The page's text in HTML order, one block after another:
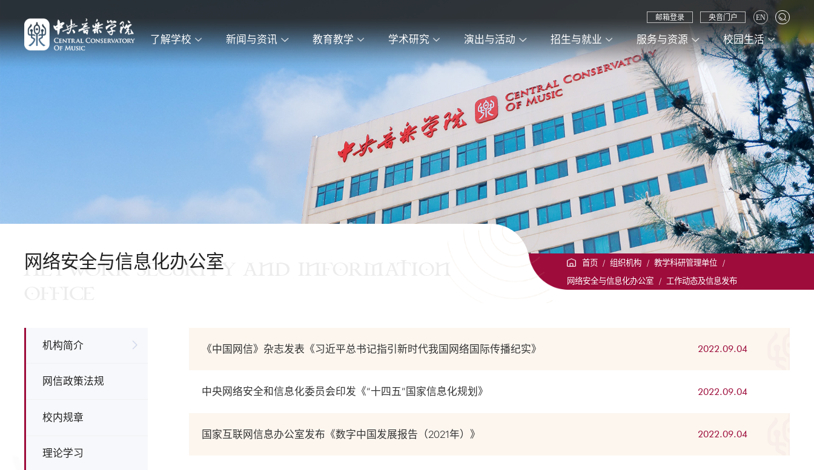
了解学校 新闻与资讯 教育教学 学术研究 演出与活动 招生与就业 服务与资源 校园生活
邮箱登录 央音门户 EN
网络安全与信息化办公室
NETWORK SECURITY AND INFORMATION
首页 / 组织机构 / 教学科研管理单位
/
网络安全与信息化办公室
/ 工作动态及信息发布
机构简介
网信政策法规
校内规章
理论学习
《中国网信》杂志发表《习近平总书记指引新时代我国网络国际传播纪实》 2022.09.04
中央网络安全和信息化委员会印发《“十四五”国家信息化规划》 2022.09.04
国家互联网信息办公室发布《数字中国发展报告（2021年）》 2022.09.04